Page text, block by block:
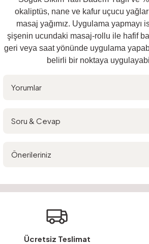
okaliptüs, nane ve kafur uçucu yağları
masaj yağımız. Uygulama yapmayı
şişenin ucundaki masaj-rollu ile hafif
geri veya saat yönünde uygulama
belirli bir noktaya
Yorumlar
Soru & Cevap
Soru Sor
Önerileriniz
Görüş ve önerileriniz için teşekkür ederiz.
Ürün resmi kalitesiz, bozuk veya
Ücretsiz Teslimat